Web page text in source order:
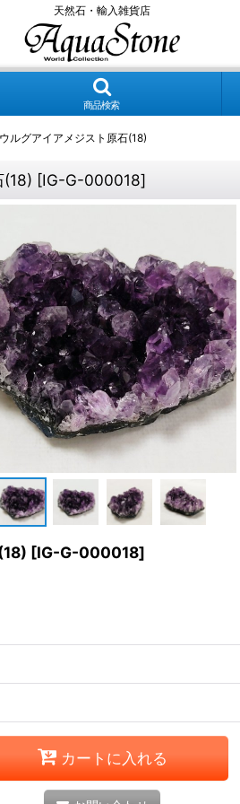
天然石・輸入雑貨店
商品検索
ルグアイアメジスト原石(18)
[IG-G-000018]
[IG-G-000018]
カートに入れる